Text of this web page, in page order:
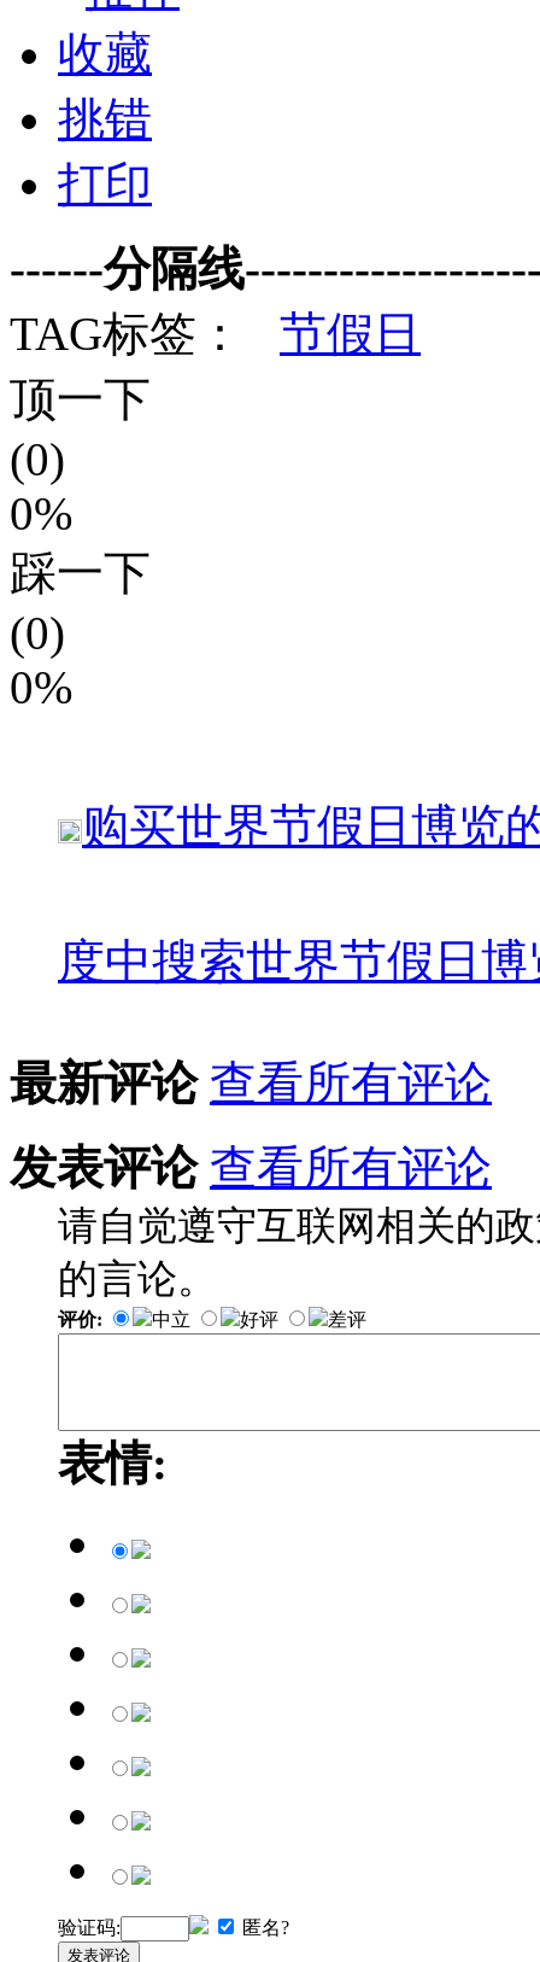
收藏
挑错
打印
------分隔线
TAG标签：
节假日
顶一下
(0)
0%
踩一下
(0)
0%
购买世界节假日博览
度中搜索世界节假日博
最新评论 查看所有评论
发表评论 查看所有评论
请自觉遵守互联网相关的
的言论。
评价: 中立 好评 差评
表情:
验证码: 匿名?
发表评论